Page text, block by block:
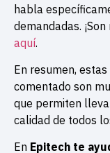
habla
demandadas.
aquí.
En resumen,
comentado son
que permiten
calidad de todos
En Epitech te